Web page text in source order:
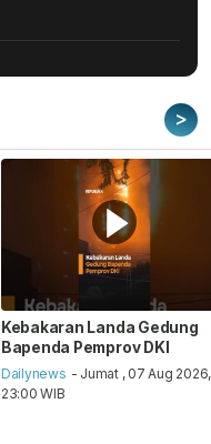
>
Kebakaran Landa Gedung
Bapenda Pemprov DKI
Dailynews - Jumat , 07 Aug 2026,
23:00 WIB